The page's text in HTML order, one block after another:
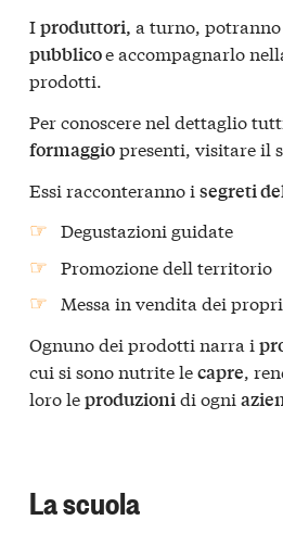
Iproduttori, a turno, potranno
pubblicoe accompagnarlo
prodotti.
Per conoscere nel dettaglio
formaggiopresenti, visitare il
Essi racconteranno i segreti
Degustazioni guidate
Promozione dell territorio
Messa in vendita dei
Ognuno dei prodotti narra i
cui si sono nutrite lecapre ,
loro leproduzioni di ogni
La scuola